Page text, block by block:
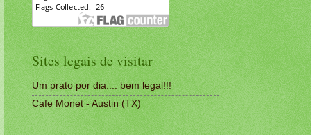
Sites legais de visitar
Um prato por dia.... bem legal!!!
Cafe Monet - Austin (TX)